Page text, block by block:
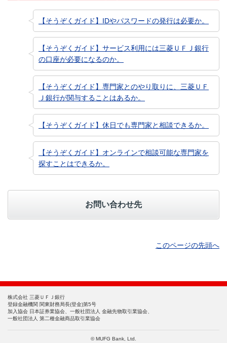
【そうぞくガイド】IDやパスワードの発行は必要か。
【そうぞくガイド】サービス利用には三菱ＵＦＪ銀行
の口座が必要になるのか。
【そうぞくガイド】専門家とのやり取りに、三菱ＵＦ
Ｊ銀行が関与することはあるか。
【そうぞくガイド】休日でも専門家と相談できるか。
【そうぞくガイド】オンラインで相談可能な専門家を
探すことはできるか。
お問い合わせ先
このページの先頭へ
株式会社 三菱ＵＦＪ銀行
登録金融機関 関東財務局長(登金)第5号
加入協会 日本証券業協会、一般社団法人 金融先物取引業協会、
一般社団法人 第二種金融商品取引業協会
© MUFG Bank, Ltd.